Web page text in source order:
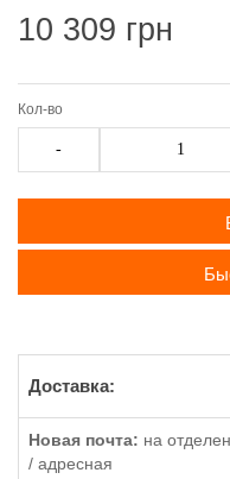
10 309 грн
Кол-во
-
Доставка:
Новая почта: на
/ адресная